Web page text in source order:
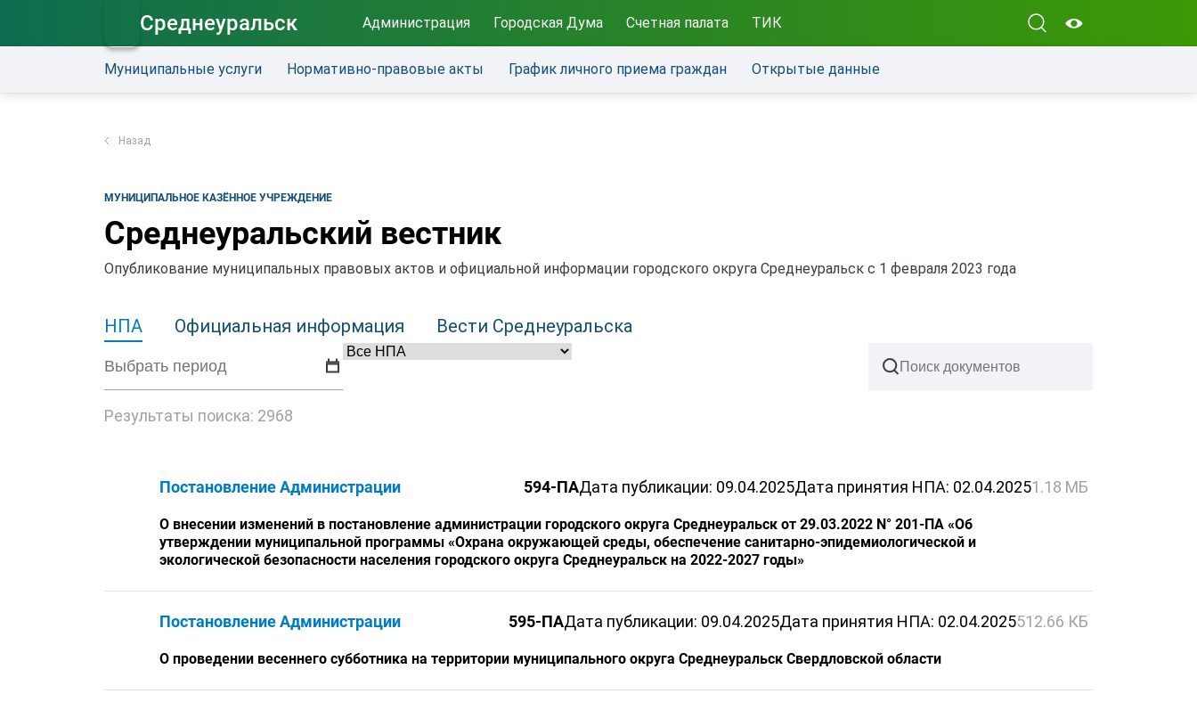
Среднеуральск Администрация Городская Дума Счетная палата ТИК
Муниципальные услуги Нормативно-правовые акты График личного приема граждан Открытые данные
Назад
МУНИЦИПАЛЬНОЕ КАЗЁННОЕ УЧРЕЖДЕНИЕ
Среднеуральский вестник
Опубликование муниципальных правовых актов и официальной информации городского округа Среднеуральск с 1 февраля 2023 года
НПА Официальная информация Вести Среднеуральска
Результаты поиска: 2968
Постановление Администрации 594-ПАДата публикации: 09.04.2025Дата принятия НПА: 02.04.20251.18 МБ
О внесении изменений в постановление администрации городского округа Среднеуральск от 29.03.2022 N° 201-ПА «Об
утверждении муниципальной программы «Охрана окружающей среды, обеспечение санитарно-эпидемиологической и
экологической безопасности населения городского округа Среднеуральск на 2022-2027 годы»
Постановление Администрации 595-ПАДата публикации: 09.04.2025Дата принятия НПА: 02.04.2025512.66 КБ
О проведении весеннего субботника на территории муниципального округа Среднеуральск Свердловской области